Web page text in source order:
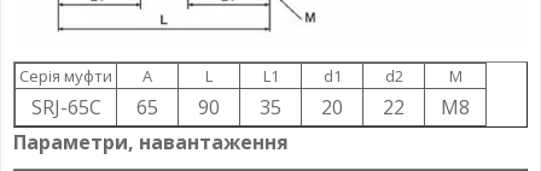
Серія муфти A L L1 d1 d2 M
SRJ-65C 65 90 35 20 22
M8
Параметри, навантаження